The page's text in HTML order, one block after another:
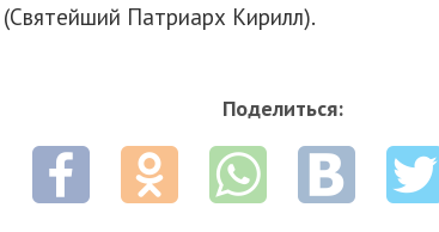
(Святейший Патриарх Кирилл).
Поделиться: